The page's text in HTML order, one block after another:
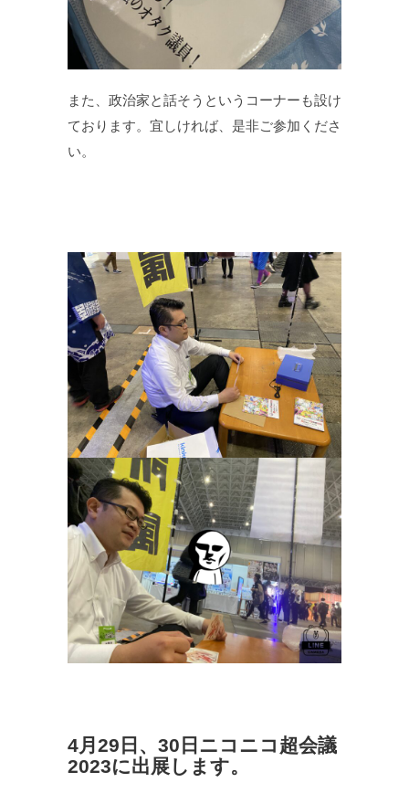
また、政治家と話そうというコーナーも設け
ております。宜しければ、是非ご参加くださ
い。
4月29日、30日ニコニコ超会議
2023に出展します。